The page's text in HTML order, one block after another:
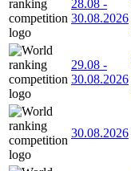
28.08 -
30.08.2026
29.08 -
30.08.2026
30.08.2026